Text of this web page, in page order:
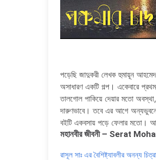
পড়েছি জাদুকরী লেখক হুমায়ূন
অসাধারণ একটি গল্প। একেবারে
তালগোল পাকিয়ে দেয়ার মতো
দারুণভাবে। তবে এর আগে
বইটি একবসায় পড়ে ফেলার মতো।
মহানবীর জীবনী – Serat
রাসূল সাঃ এর বৈশিষ্ট্যাবলীর অনন্য